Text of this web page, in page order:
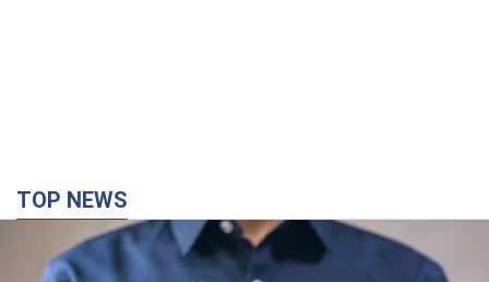
TOP NEWS